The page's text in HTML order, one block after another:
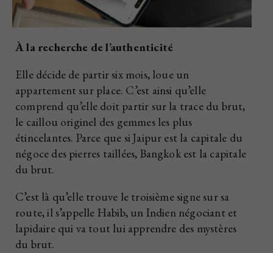
À la recherche de l’authenticité
Elle décide de partir six mois, loue un
appartement sur place. C’est ainsi qu’elle
comprend qu’elle doit partir sur la trace du brut,
le caillou originel des gemmes les plus
étincelantes. Parce que si Jaipur est la capitale du
négoce des pierres taillées, Bangkok est la capitale
du brut.
C’est là qu’elle trouve le troisième signe sur sa
route, il s’appelle Habib, un Indien négociant et
lapidaire qui va tout lui apprendre des mystères
du brut.